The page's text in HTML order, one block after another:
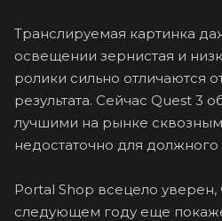
Транслируемая картинка
освещении зернистая и
ролики сильно отличаются
результата. Сейчас Quest 3
лучшими на рынке
недостаточно для
Portal Shop всецело уверен,
следующем году еще